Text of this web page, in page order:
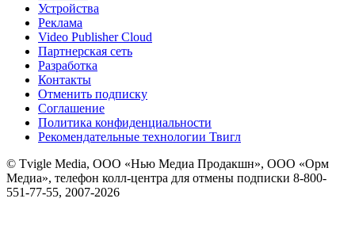
Устройства
Реклама
Video Publisher Cloud
Партнерская сеть
Разработка
Контакты
Отменить подписку
Соглашение
Политика конфиденциальности
Рекомендательные технологии Твигл
© Tvigle Media, ООО «Нью Медиа Продакшн», ООО «Орм
Медиа», телефон колл-центра для отмены подписки 8-800-
551-77-55, 2007-2026